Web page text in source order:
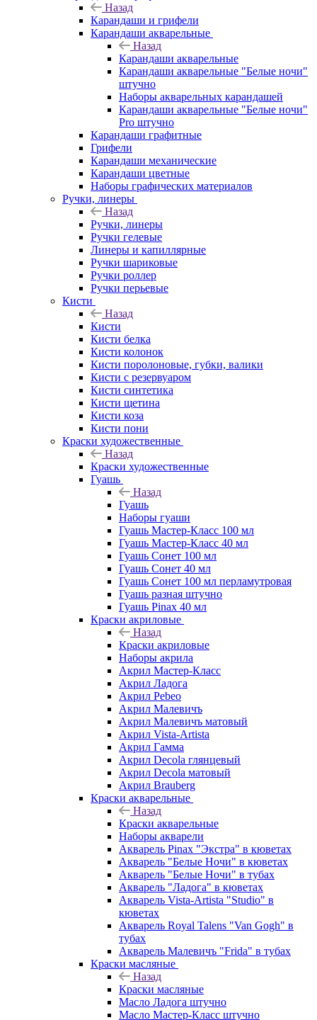
Назад
Карандаши и грифели
Карандаши акварельные
Назад
Карандаши акварельные
Карандаши акварельные "Белые ночи"
штучно
Наборы акварельных карандашей
Карандаши акварельные "Белые ночи"
Pro штучно
Карандаши графитные
Грифели
Карандаши механические
Карандаши цветные
Наборы графических материалов
Ручки, линеры
Назад
Ручки, линеры
Ручки гелевые
Линеры и капиллярные
Ручки шариковые
Ручки роллер
Ручки перьевые
Кисти
Назад
Кисти
Кисти белка
Кисти колонок
Кисти поролоновые, губки, валики
Кисти с резервуаром
Кисти синтетика
Кисти щетина
Кисти коза
Кисти пони
Краски художественные
Назад
Краски художественные
Гуашь
Назад
Гуашь
Наборы гуаши
Гуашь Мастер-Класс 100 мл
Гуашь Мастер-Класс 40 мл
Гуашь Сонет 100 мл
Гуашь Сонет 40 мл
Гуашь Сонет 100 мл перламутровая
Гуашь разная штучно
Гуашь Pinax 40 мл
Краски акриловые
Назад
Краски акриловые
Наборы акрила
Акрил Мастер-Класс
Акрил Ладога
Акрил Pebeo
Акрил Малевичъ
Акрил Малевичъ матовый
Акрил Vista-Artista
Акрил Гамма
Акрил Decola глянцевый
Акрил Decola матовый
Акрил Brauberg
Краски акварельные
Назад
Краски акварельные
Наборы акварели
Акварель Pinax "Экстра" в кюветах
Акварель "Белые Ночи" в кюветах
Акварель "Белые Ночи" в тубах
Акварель "Ладога" в кюветах
Акварель Vista-Artista "Studio" в
кюветах
Акварель Royal Talens "Van Gogh" в
тубах
Акварель Малевичъ "Frida" в тубах
Краски масляные
Назад
Краски масляные
Масло Ладога штучно
Масло Мастер-Класс штучно